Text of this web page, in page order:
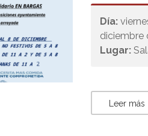
Día:
diciembre
Lugar:
Leer más